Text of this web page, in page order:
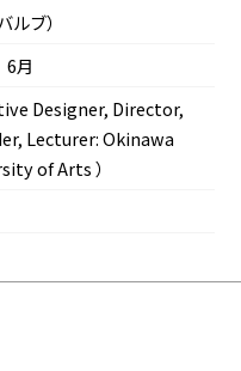
ブ）
6月
Designer, Director,
Lecturer: Okinawa
of Arts ）